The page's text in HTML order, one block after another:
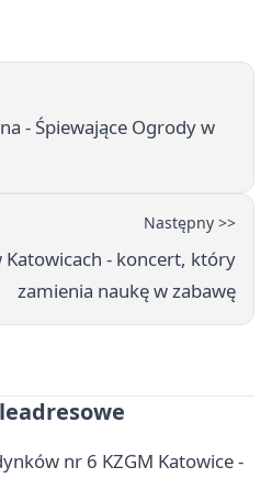
- Śpiewające Ogrody w
Następny >>
Katowicach - koncert, który
zamienia naukę w zabawę
nr 6 KZGM Katowice -